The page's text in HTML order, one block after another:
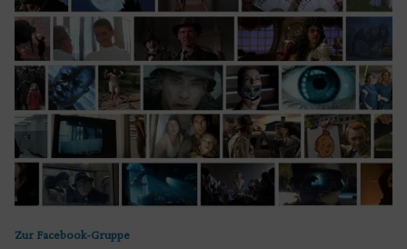
Zur Facebook-Gruppe